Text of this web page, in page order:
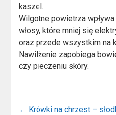
kaszel.
Wilgotne powietrza
włosy, które mniej się
oraz przede wszystkim na
Nawilżenie zapobiega
czy pieczeniu skóry.
← Krówki na chrzest –